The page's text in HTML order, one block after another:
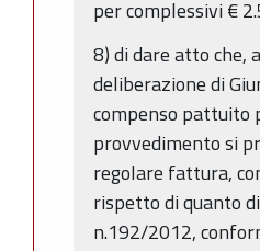
per complessivi €
8) di dare atto che,
deliberazione di
compenso pattuito
provvedimento si
regolare fattura,
rispetto di quanto
n.192/2012,